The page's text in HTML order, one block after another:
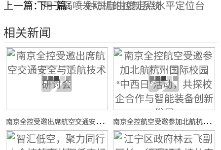
上一篇：用于涡喷发动机的控制系统
下一篇：一种三自由度定点水平定位台
相关新闻
南
京全控受邀出席航空交通安全与适航技术研讨会 南
京全控航空受邀参加北航杭州国际校园“中西日”活动，共探校企合作与智能装备创新发展